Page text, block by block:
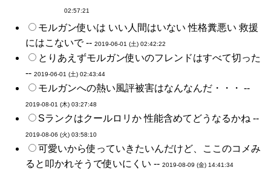
02:57:21
モルガン使いは いい人間はいない 性格糞悪い 救援
にはこないで -- 2019-06-01 (土) 02:42:22
とりあえずモルガン使いのフレンドはすべて切った
-- 2019-06-01 (土) 02:43:44
モルガンへの熱い風評被害はなんなんだ・・・ --
2019-08-01 (木) 03:27:48
Sランクはクールロリか 性能含めてどうなるかね --
2019-08-06 (火) 03:58:10
可愛いから使っていきたいんだけど、ここのコメみ
ると叩かれそうで使いにくい -- 2019-08-09 (金) 14:41:34